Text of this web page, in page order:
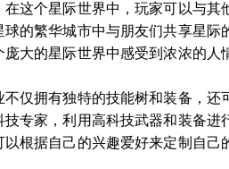
这个星际世界中，玩家可以与其
的繁华城市中与朋友们共享星际
大的星际世界中感受到浓浓的人
仅拥有独特的技能树和装备，还
专家，利用高科技武器和装备进
根据自己的兴趣爱好来定制自己